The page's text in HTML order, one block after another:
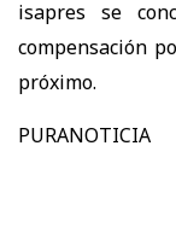
isapres se
compensación
próximo.
PURANOTICIA